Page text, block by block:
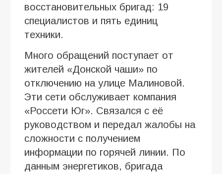
восстановительных бригад: 19
специалистов и пять единиц
техники.
Много обращений поступает от
жителей «Донской чаши» по
отключению на улице Малиновой.
Эти сети обслуживает компания
«Россети Юг». Связался с её
руководством и передал жалобы на
сложности с получением
информации по горячей линии. По
данным энергетиков, бригада